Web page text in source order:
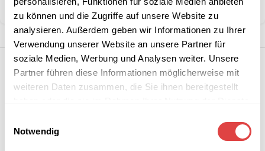
zu können und die Zugriffe auf unsere Website zu
analysieren. Außerdem geben wir Informationen zu Ihrer
Verwendung unserer Website an unsere Partner für
soziale Medien, Werbung und Analysen weiter. Unsere
Partner führen diese Informationen möglicherweise mit
weiteren Daten zusammen, die Sie ihnen bereitgestellt
Notwendig
Teilen: